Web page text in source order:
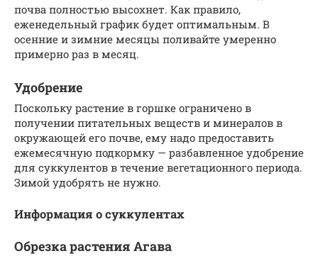
почва полностью высохнет. Как правило,
еженедельный график будет оптимальным. В
осенние и зимние месяцы поливайте умеренно
примерно раз в месяц.
Удобрение
Поскольку растение в горшке ограничено в
получении питательных веществ и минералов в
окружающей его почве, ему надо предоставить
ежемесячную подкормку — разбавленное удобрение
для суккулентов в течение вегетационного периода.
Зимой удобрять не нужно.
Информация о суккулентах
Обрезка растения Агава